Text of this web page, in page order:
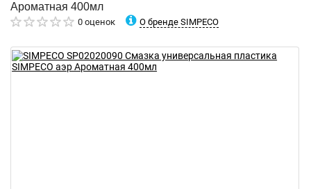
Ароматная 400мл
0 оценок О бренде SIMPECO